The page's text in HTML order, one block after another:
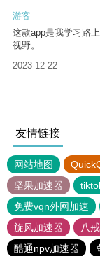
游客
这款app是我学习路
视野。
2023-12-22
友情链接
网站地图
坚果加速器
免费vqn外网加速
旋风加速器
八
酷通npv加速器